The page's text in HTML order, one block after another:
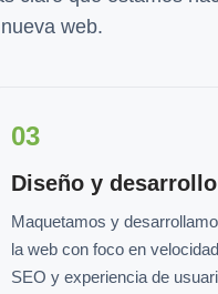
web.
03
Diseño y desarrollo
Maquetamos y
la web con foco en
SEO y experiencia de